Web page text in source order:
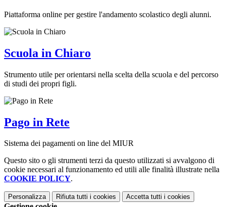
Piattaforma online per gestire l'andamento scolastico degli alunni.
Scuola in Chiaro
Strumento utile per orientarsi nella scelta della scuola e del percorso
di studi dei propri figli.
Pago in Rete
Sistema dei pagamenti on line del MIUR
Questo sito o gli strumenti terzi da questo utilizzati si avvalgono di
cookie necessari al funzionamento ed utili alle finalità illustrate nella
COOKIE POLICY.
Personalizza Rifiuta tutti i cookies Accetta tutti i cookies